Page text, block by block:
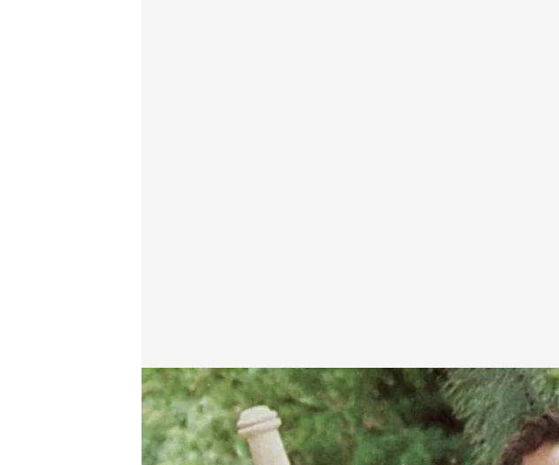
Una imagen de Elías Valiña .Cuatro
Lidia Camón
12 NOV 2025 - 18:10h.